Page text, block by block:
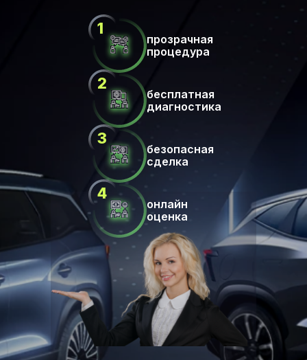
прозрачная
процедура
бесплатная
диагностика
безопасная
сделка
онлайн
оценка